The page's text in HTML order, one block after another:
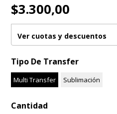
$3.300,00
Ver cuotas y descuentos
Tipo De Transfer
Multi Transfer Sublimación
Cantidad